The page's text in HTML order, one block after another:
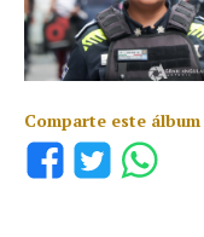
Comparte este álbum